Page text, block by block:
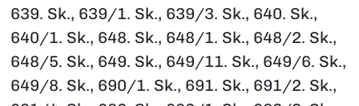
639. Sk., 639/1. Sk., 639/3. Sk., 640. Sk.,
640/1. Sk., 648. Sk., 648/1. Sk., 648/2. Sk.,
648/5. Sk., 649. Sk., 649/11. Sk., 649/6. Sk.,
649/8. Sk., 690/1. Sk., 691. Sk., 691/2. Sk.,